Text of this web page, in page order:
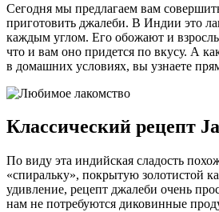
Сегодня мы предлагаем вам
приготовить джалеби. В Индии это
каждым углом. Его обожают и
что и вам оно придется по вкусу. А
в домашних условиях, вы узнаете
Классический рецепт
По виду эта индийская сладость
«спиральку», покрытую золотистой
удивление, рецепт джалеби очень
нам не потребуются диковинные